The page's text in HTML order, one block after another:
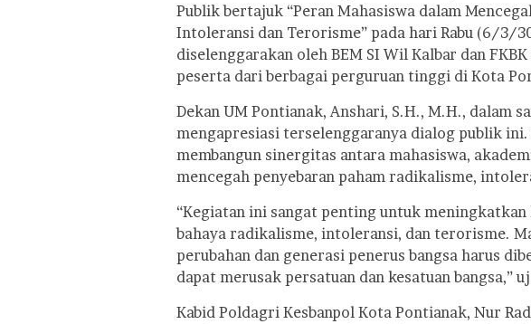
Publik bertajuk “Peran Mahasiswa dalam
Intoleransi dan Terorisme” pada hari Rabu (6/3/
diselenggarakan oleh BEM SI Wil Kalbar dan
peserta dari berbagai perguruan tinggi di Kota
Dekan UM Pontianak, Anshari, S.H., M.H., dalam
mengapresiasi terselenggaranya dialog publik
membangun sinergitas antara mahasiswa,
mencegah penyebaran paham radikalisme,
“Kegiatan ini sangat penting untuk
bahaya radikalisme, intoleransi, dan terorisme.
perubahan dan generasi penerus bangsa harus
dapat merusak persatuan dan kesatuan bangsa,”
Kabid Poldagri Kesbanpol Kota Pontianak, Nur